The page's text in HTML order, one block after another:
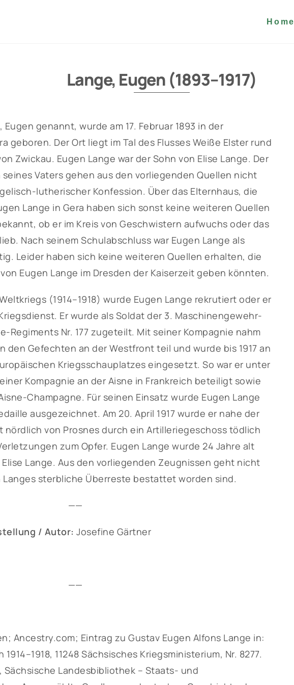
Home
Lange, Eugen (1893–1917)
genannt, wurde am 17. Februar 1893 in der
geboren. Der Ort liegt im Tal des Flusses Weiße Elster rund
Zwickau. Eugen Lange war der Sohn von Elise Lange. Der
Vaters gehen aus den vorliegenden Quellen nicht
lutherischer Konfession. Über das Elternhaus, die
Lange in Gera haben sich sonst keine weiteren Quellen
ob er im Kreis von Geschwistern aufwuchs oder das
Nach seinem Schulabschluss war Eugen Lange als
Leider haben sich keine weiteren Quellen erhalten, die
Eugen Lange im Dresden der Kaiserzeit geben könnten.
(1914–1918) wurde Eugen Lange rekrutiert oder er
Er wurde als Soldat der 3. Maschinengewehr-
Regiments Nr. 177 zugeteilt. Mit seiner Kompagnie nahm
den Gefechten an der Westfront teil und wurde bis 1917 an
Kriegsschauplatzes eingesetzt. So war er unter
Kompagnie an der Aisne in Frankreich beteiligt sowie
Champagne. Für seinen Einsatz wurde Eugen Lange
ausgezeichnet. Am 20. April 1917 wurde er nahe der
nördlich von Prosnes durch ein Artilleriegeschoss tödlich
zum Opfer. Eugen Lange wurde 24 Jahre alt
Lange. Aus den vorliegenden Zeugnissen geht nicht
Langes sterbliche Überreste bestattet worden sind.
——
/ Autor: Josefine Gärtner
——
Ancestry.com; Eintrag zu Gustav Eugen Alfons Lange in:
11248 Sächsisches Kriegsministerium, Nr. 8277.
Landesbibliothek – Staats- und